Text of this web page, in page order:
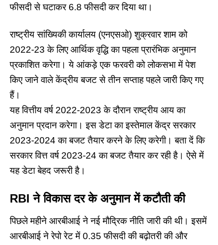
फीसदी से घटाकर 6.8 फीसदी कर दिया था।
राष्ट्रीय सांख्यिकी कार्यालय (एनएसओ) शुक्रवार शाम को
2022-23 के लिए आर्थिक वृद्धि का पहला प्रारंभिक अनुमान
प्रकाशित करेगा। ये आंकड़े एक फरवरी को लोकसभा में पेश
किए जाने वाले केंद्रीय बजट से तीन सप्ताह पहले जारी किए गए
हैं।
यह वित्तीय वर्ष 2022-2023 के दौरान राष्ट्रीय आय का
अनुमान प्रदान करेगा। इस डेटा का इस्तेमाल केंद्र सरकार
2023-2024 का बजट तैयार करने के लिए करेगी। बता दें कि
सरकार वित्त वर्ष 2023-24 का बजट तैयार कर रही है। ऐसे में
यह डेटा बेहद जरूरी है।
RBIने विकास दर के अनुमान में कटौती की
पिछले महीने आरबीआई ने नई मौद्रिक नीति जारी की थी। इसमें
आरबीआई ने रेपो रेट में 0.35 फीसदी की बढ़ोतरी की और